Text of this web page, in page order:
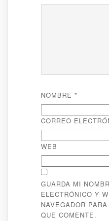
NOMBRE *
CORREO
WEB
GUARDA MI
ELECTRÓNICO Y
NAVEGADOR
QUE COMENTE.